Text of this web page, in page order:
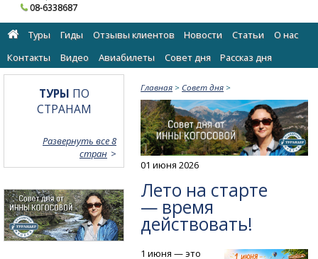
08-6338687
Туры Гиды Отзывы клиентов Новости Статьи
О нас
Контакты
Видео Авиабилеты Cовет дня Рассказ дня
Главная > Cовет дня >
01 июня 2026
Лето на старте
— время
действовать!
1 июня — это
ТУРЫ ПО
СТРАНАМ
Развернуть все 8
стран